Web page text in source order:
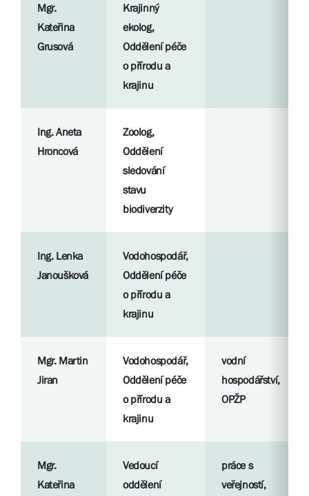
Mgr.
Kateřina
Grusová
Krajinný
ekolog,
Oddělení péče
o přírodu a
krajinu
Ing. Aneta
Hroncová
Zoolog,
Oddělení
sledování
stavu
biodiverzity
Ing. Lenka
Janoušková
Vodohospodář,
Oddělení péče
o přírodu a
krajinu
Mgr. Martin
Jiran
Vodohospodář,
Oddělení péče
o přírodu a
krajinu
vodní
hospodářství,
OPŽP
Mgr.
Kateřina
Vedoucí
oddělení
práce s
veřejností,